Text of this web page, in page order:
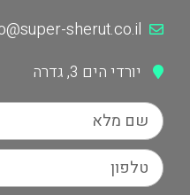
sherut.co.il
יורדי הים 3, גדרה